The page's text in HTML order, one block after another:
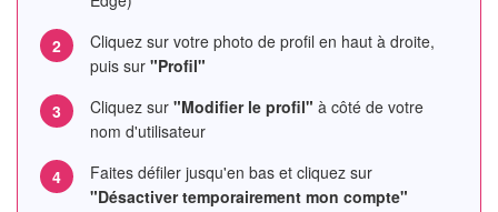
Cliquez sur votre photo de profil en haut à droite,
puis sur "Profil"
Cliquez sur "Modifier le profil" à côté de votre
nom d'utilisateur
Faites défiler jusqu'en bas et cliquez sur
"Désactiver temporairement mon compte"